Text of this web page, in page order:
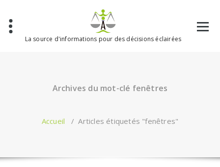
contenu
La source d'informations pour des décisions éclairées
Archives du mot-clé fenêtres
Accueil /Articles étiquetés "fenêtres"